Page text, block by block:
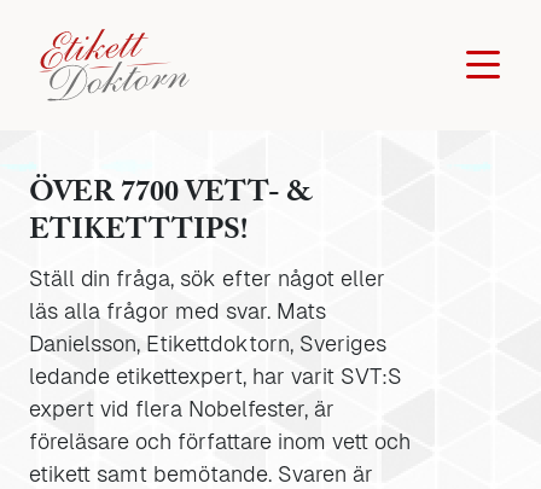
ÖVER 7700 VETT- &
ETIKETTTIPS!
Ställ din fråga, sök efter något eller
läs alla frågor med svar. Mats
Danielsson, Etikettdoktorn, Sveriges
ledande etikettexpert, har varit SVT:S
expert vid flera Nobelfester, är
föreläsare och författare inom vett och
etikett samt bemötande. Svaren är